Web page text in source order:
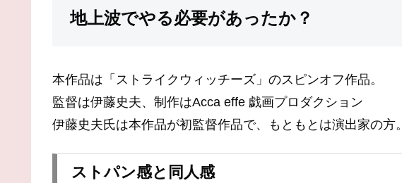
地上波でやる必要があったか？
本作品は「ストライクウィッチーズ」のスピンオフ作品。
監督は伊藤史夫、制作はAcca effe 戯画プロダクション
伊藤史夫氏は本作品が初監督作品で、もともとは演出家の方。
ストパン感と同人感